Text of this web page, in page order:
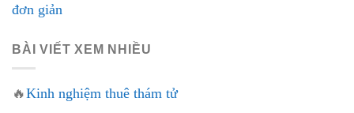
đơn giản
BÀI VIẾT XEM NHIỀU
🔥Kinh nghiệm thuê thám tử